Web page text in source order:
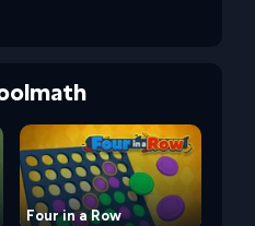
Four in a Row